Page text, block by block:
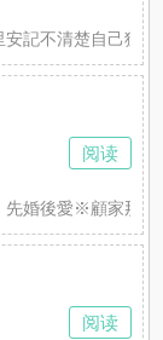
記不清楚自己獲得
婚後愛※顧家那個
阅读
阅读